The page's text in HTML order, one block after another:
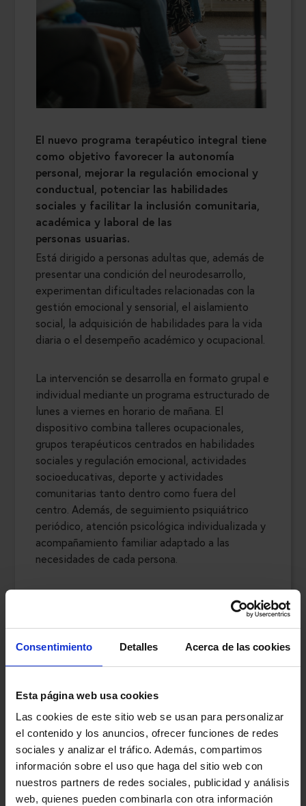
Consentimiento Detalles Acerca de las cookies
Esta página web usa cookies
Las cookies de este sitio web se usan para personalizar
el contenido y los anuncios, ofrecer funciones de redes
sociales y analizar el tráfico. Además, compartimos
información sobre el uso que haga del sitio web con
nuestros partners de redes sociales, publicidad y análisis
web, quienes pueden combinarla con otra información
El nuevo programa terapéutico integral tiene
como objetivo favorecer la autonomía
personal, mejorar la regulación emocional y
conductual, potenciar las habilidades
sociales y facilitar la inclusión comunitaria,
académica y laboral de las
personas usuarias.
Está dirigido a personas adultas que, además de
presentar una condición del neurodesarrollo,
experimentan dificultades relacionadas con la
gestión emocional y sensorial, el aislamiento
social, la adquisición de habilidades para la vida
diaria o el desempeño académico y ocupacional.
La intervención se desarrolla en formato grupal e
individual mediante un programa estructurado de
lunes a viernes en horario de mañana. El
dispositivo combina talleres ocupacionales,
grupos terapéuticos centrados en habilidades
sociales y regulación emocional, actividades
socioeducativas, deporte y actividades
comunitarias tanto dentro como fuera del
centro. Además, de seguimiento psiquiátrico
periódico, atención psicológica individualizada y
acompañamiento familiar adaptado a las
necesidades de cada persona.
Con la puesta en marcha de esta nueva unidad,
Ita Sevilla amplía la cartera de servicios de su
Unidad de Neurodesarrolloy refuerza su
compromiso con la atención integral y
especializada en salud mental durante una etapa
la vida adulta.